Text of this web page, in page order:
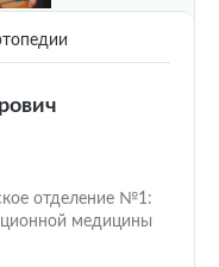
отделение №1:
медицины